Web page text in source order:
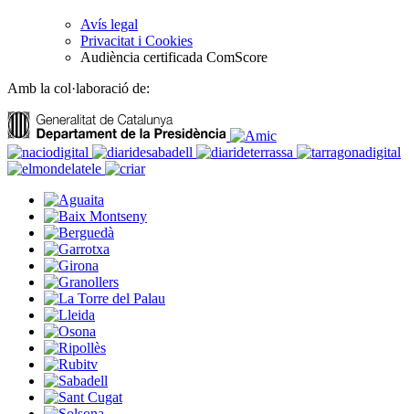
Avís legal
Privacitat i Cookies
Audiència certificada ComScore
Amb la col·laboració de: